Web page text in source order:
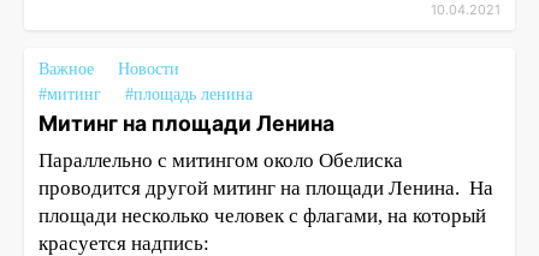
10.04.2021
Важное
Новости
#митинг
#площадь ленина
Митинг на площади Ленина
Параллельно с митингом около Обелиска
проводится другой митинг на площади Ленина. На
площади несколько человек с флагами, на который
красуется надпись: